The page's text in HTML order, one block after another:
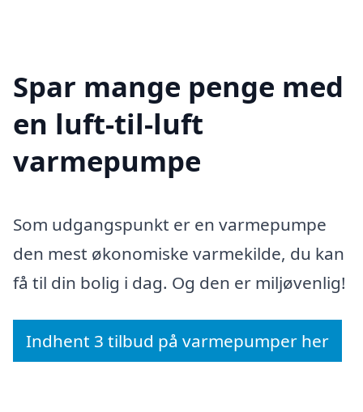
Spar mange penge med
en luft-til-luft
varmepumpe
Som udgangspunkt er en varmepumpe
den mest økonomiske varmekilde, du kan
få til din bolig i dag. Og den er miljøvenlig!
Indhent 3 tilbud på varmepumper her